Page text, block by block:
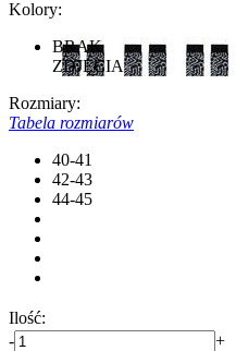
Kolory:
BRAK
ZDJĘCIA
Rozmiary:
Tabela rozmiarów
40-41
42-43
44-45
Ilość:
-
+